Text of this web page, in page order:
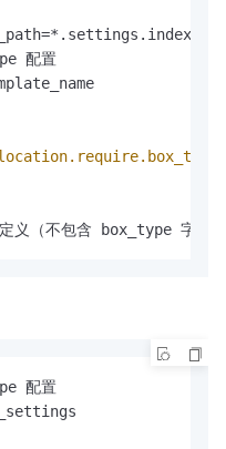
配置
义（不包含 box_type 字段）
配置